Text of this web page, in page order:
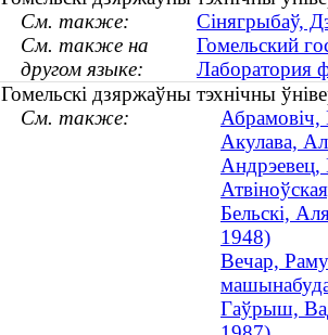
См. также:
Сінягрыбаў,
См. также на
другом языке:
Гомельский
Лаборатория
Гомельскі дзяржаўны тэхнічны
См. также:
Абрамовіч,
Акулава,
Андрэевец,
Бельскі,
1948)
Вечар,
Гаўрыш,